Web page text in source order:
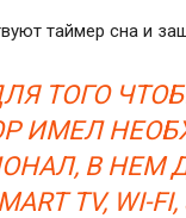
таймер сна и
ТОГО
ИМЕЛ
В НЕМ
TV, WI-